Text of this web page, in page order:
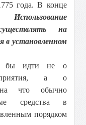
года. В конце
Использование
на
в установленном
бы идти не о
а о
на что обычно
средства в
порядком